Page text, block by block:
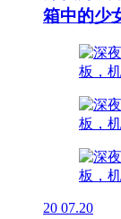
箱中的少
20 07.20